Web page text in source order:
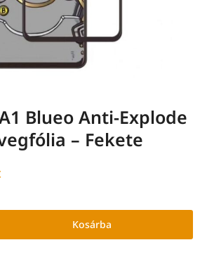
Blueo Anti-Explode
– Fekete
Kosárba